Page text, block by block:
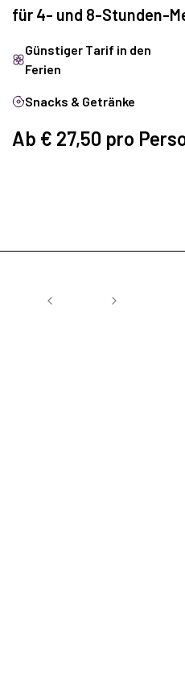
für 4- und 8-Stunden-
Günstiger Tarif in den
Ferien
Snacks & Getränke
Ab € 27,50 pro